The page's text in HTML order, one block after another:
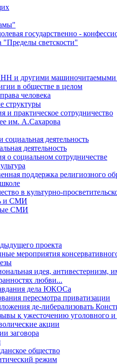
государственно -
"Пределы светскости"
и другими машиночитаемыми
в обществе в целом
человека
структуры
и практическое сотрудничество
им. А.Сахарова
деятельность
деятельность
о социальном сотрудничестве
поддержка религиозного
в культурно-
и СМИ
СМИ
проекта
мероприятия
идея, антивестернизм,
любви...
дела ЮКОСа
пересмотра приватизации
де-либерализовать
к ужесточению уголовного и
акции
заговора
общество
режим